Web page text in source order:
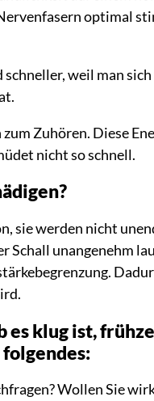
optimal
weil man
Zuhören. Diese
nicht so schnell.
sie werden nicht
Schall unangenehm
es klug ist,
Wollen Sie